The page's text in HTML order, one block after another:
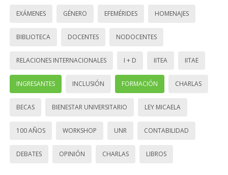
EXÁMENES GÉNERO EFEMÉRIDES HOMENAJES
BIBLIOTECA DOCENTES NODOCENTES
RELACIONES INTERNACIONALES I + D IITEA IITAE
INGRESANTES INCLUSIÓN FORMACIÓN CHARLAS
BECAS BIENESTAR UNIVERSITARIO LEY MICAELA
100 AÑOS WORKSHOP UNR CONTABILIDAD
DEBATES OPINIÓN CHARLAS LIBROS